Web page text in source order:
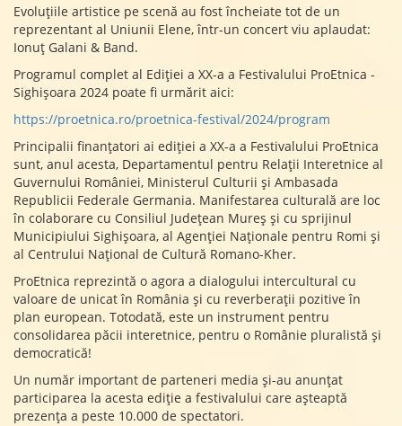
Evoluțiile artistice pe scenă au fost încheiate tot de un
reprezentant al Uniunii Elene, într-un concert viu aplaudat:
Ionuț Galani & Band.
Programul complet al Ediției a XX-a a Festivalului ProEtnica -
Sighișoara 2024 poate fi urmărit aici:
https://proetnica.ro/proetnica-festival/2024/program
Principalii finanțatori ai ediției a XX-a a Festivalului ProEtnica
sunt, anul acesta, Departamentul pentru Relații Interetnice al
Guvernului României, Ministerul Culturii și Ambasada
Republicii Federale Germania. Manifestarea culturală are loc
în colaborare cu Consiliul Județean Mureș și cu sprijinul
Municipiului Sighișoara, al Agenției Naționale pentru Romi și
al Centrului Național de Cultură Romano-Kher.
ProEtnica reprezintă o agora a dialogului intercultural cu
valoare de unicat în România și cu reverberații pozitive în
plan european. Totodată, este un instrument pentru
consolidarea păcii interetnice, pentru o Românie pluralistă și
democratică!
Un număr important de parteneri media și-au anunțat
participarea la acesta ediție a festivalului care așteaptă
prezența a peste 10.000 de spectatori.